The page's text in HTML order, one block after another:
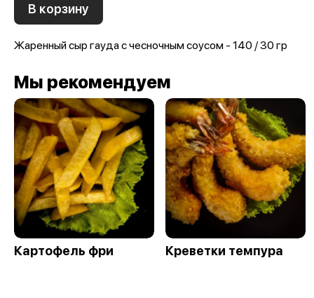
В корзину
Жаренный сыр гауда с чесночным соусом - 140 / 30 гр
Мы рекомендуем
Картофель фри Креветки темпура